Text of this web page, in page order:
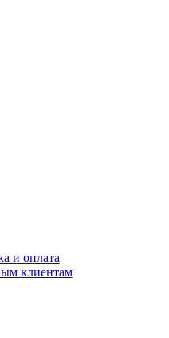
и оплата
клиентам